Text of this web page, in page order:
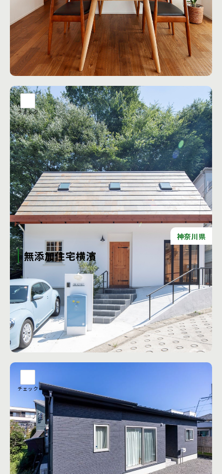
ARC style 横濱 の注文住宅コンセプトは、健康を考えた自然
素材の家づくり。 健康に安心して住み続けることができる住
まいを創りたい。 自然素材で建てる注文住宅は、本物の木造
住宅となり、新築で発症しやすいシックハウス症候群のリス
クを最大限に抑えることに繋がります。 無垢材のフローリン
グ、漆喰の塗り壁、集成材を使わない強固なヒノキの柱。 断
熱材の原料も新聞紙を再利用する自然素材から生まれ、外壁
にも優しい注文住宅となります。
工務店の詳細を見る
チェック
神奈川県
無添加住宅横濱
天然素材だからといって必ずしも健康に良いわけではなく、
大切なのは自分の身体に合う素材を選ぶことです。 そのため
に、私たちはあなたと家族の体や心の状態、生活の理想、不
安、好みを丁寧にヒアリングし、気づかなかった感覚にも寄
り添いながら最適な素材を提案します。
工務店の詳細を見る
チェック